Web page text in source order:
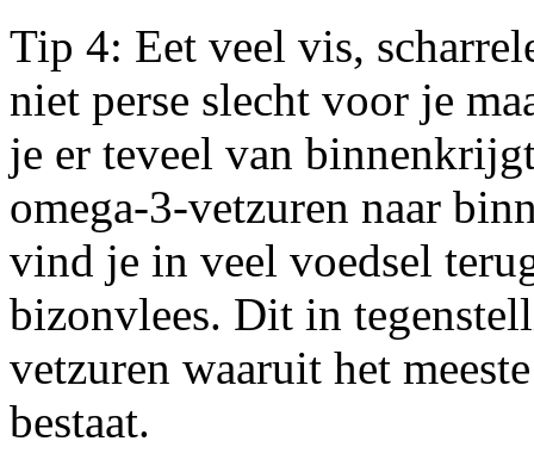
Tip 4: Eet veel vis,
niet perse slecht voor je
je er teveel van
omega-3-vetzuren naar
vind je in veel voedsel
bizonvlees. Dit in
vetzuren waaruit het
bestaat.